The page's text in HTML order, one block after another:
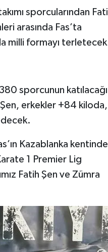
sporcularından
arasında Fas’ta
milli formayı
sporcunun
erkekler +84 kiloda,
Kazablanka kentinde
1 Premier Lig
Fatih Şen ve Zümra